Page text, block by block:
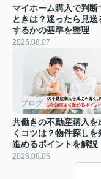
マイホーム購入で判断
ときは？迷ったら見送
するかの基準を整理
2026.08.07
ブログ
共働きの不動産購入を
くコツは？物件探しを
進めるポイントを解説
2026.08.05